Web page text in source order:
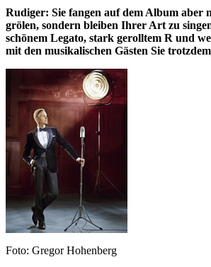
Rudiger: Sie fangen auf dem Album aber
grölen, sondern bleiben Ihrer Art zu
schönem Legato, stark gerolltem R und
mit den musikalischen Gästen Sie
Foto: Gregor Hohenberg